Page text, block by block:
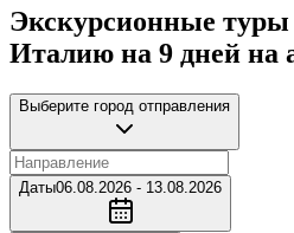
Экскурсионные
Италию на 9 дней на
Выберите город отправления
Даты06.08.2026 - 13.08.2026